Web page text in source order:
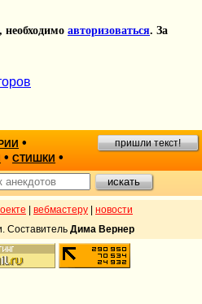
авторизоваться. За
•
• СТИШКИ •
пришли текст!
вебмастеру
новости
Составитель Дима Вернер